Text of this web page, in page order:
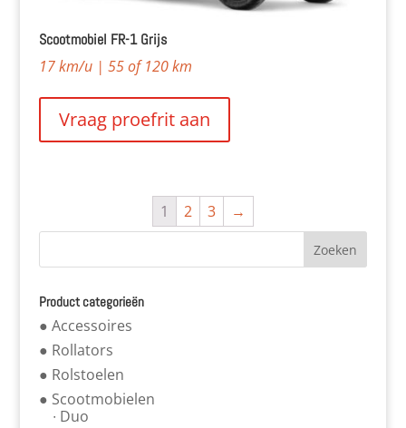
Scootmobiel FR-1 Grijs
17 km/u | 55 of 120 km
Vraag proefrit aan
1 2 3 →
Product categorieën
● Accessoires
● Rollators
● Rolstoelen
● Scootmobielen
∙ Duo